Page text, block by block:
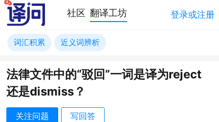
社区 翻译工坊 登录或注册
词汇积累 近义词辨析
法律文件中的“驳回”一词是译为reject
还是dismiss？
关注问题 写回答